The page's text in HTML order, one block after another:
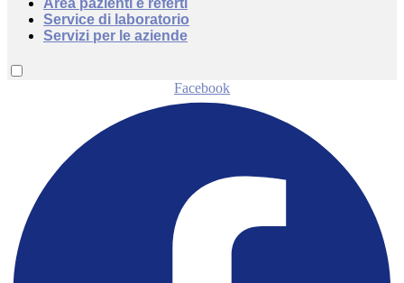
Service di laboratorio
Servizi per le aziende
Facebook